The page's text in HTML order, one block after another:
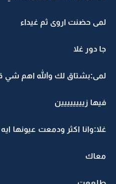
لمى حضنت اروى ثم غيداء
جا دور غلا
لمى:بشتاق لك والله اهم شي
فيها زيييييييين
غلا:وانا اكثر ودمعت عيونها
معاك